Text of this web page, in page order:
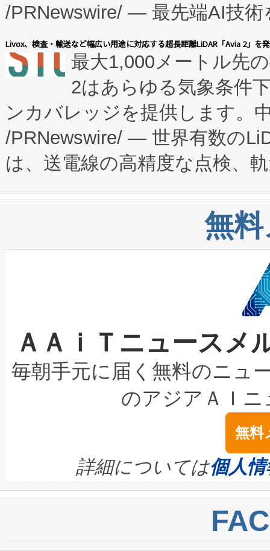
キー方式で拡張性が高く、持
す。FCCM‑を活用した現地生
患者にとっての費用負担を大
のアクセスを大幅に拡大する
Fully-Connected Continuous
プログラムには、施設設計・
に関する技術移転および知的
構造化トレーニングカリキュ
上げおよび商用化段階におけ
設備整備および立ち上げ調整
加組織は、Enzeneのバイオ
選定された製品について、自
取得できる可能性もあります
設には、3億～4億ドルかか
最高経営責任者（CEO）であ
す。「当社のfully-connected
ームを利用すれば、6,000万
きます。この効率性は、フェ
/PRNewswire/ — 最先端AI技術
会社エーアイ・アンド：本社
President原信平）と、エンタ
ードするVoltaiqは、日本にあ
ーエネルギー貯蔵システム（
た。 Voltaiq独自のAI搭載プラ
定、統合、導入、運用に至る
安全性を追跡し、確保する事
増加しているデータセンター
る電力網に大きな負担をかけ
事業者の負担軽減という課題
系統連系を迅速にし、ピーク
限を超えて利用可能な電力容
持できるよう貢献します。こ
ービスレベル契約（SLA）違
テリー性能の劣化によるダウ
念は、現在データセンターが
ます。 Voltaiq provides a
quality and reliability for AI
BESS stack to ensure battery
centers. Voltaiqは、ai&のAI
からシステム統合、試運転、
Livox、検査・輸送など幅広い用途に対応する超長距離LiDAR「Avia 2」を
最大1,000メートル先
2はあらゆる気象条件
ンカバレッジを提供します。
/PRNewswire/ — 世界有数の
は、送電線の高精度な点検、
や穀物倉庫におけるバルク材
リューション「Avia 2」を発
したAvia 2は、1,000メート
狭視野のFOVを切り替えるこ
ケーブル、枝などの細かな対
なレーザースポットにより、
な環境下でも豊かなディテー
キロメートル範囲を検出
LiDAR for Inspections,
は1535 nmレーザーを搭載。
イズの小径化を実現すること
す。ノーマルモードでは、
ートル先まで検出でき、これ
トに対して約600メートルに
では、反射率10％のターゲッ
無
ＡＡｉＴニュース
毎朝手元に届く無料のニュ
のアジアＡＩ
無料
詳細については個人